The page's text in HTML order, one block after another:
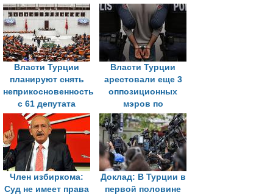
среди стран-
кандидатов в ЕС
оппозиции
Власти Турции
планируют снять
неприкосновенность
с 61 депутата
парламента на
фоне борьбы с
оппозицией
Власти Турции
арестовали еще 3
оппозиционных
мэров по
обвинениям в
коррупции
Член избиркома:
Суд не имеет права
Доклад: В Турции в
первой половине